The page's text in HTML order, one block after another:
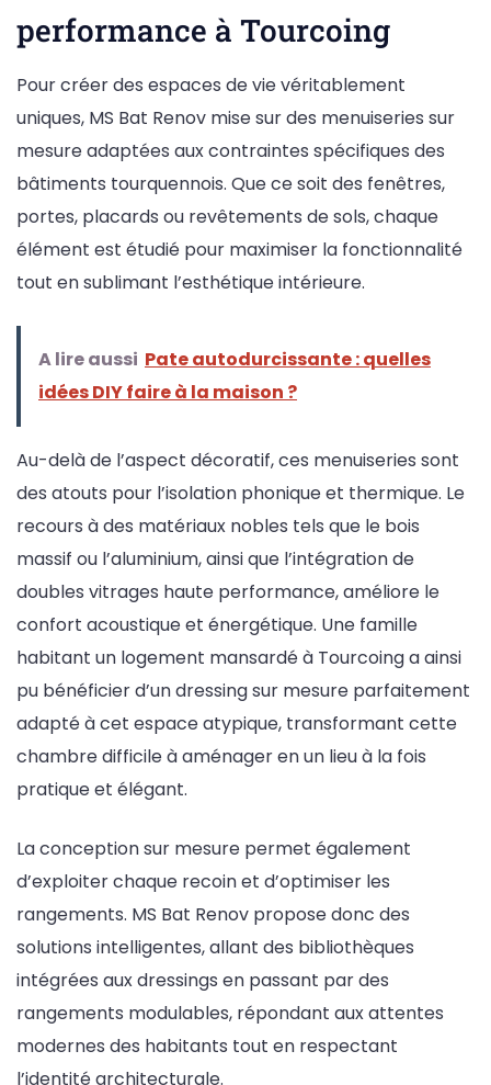
performance à Tourcoing
Pour créer des espaces de vie véritablement
uniques, MS Bat Renov mise sur des menuiseries sur
mesure adaptées aux contraintes spécifiques des
bâtiments tourquennois. Que ce soit des fenêtres,
portes, placards ou revêtements de sols, chaque
élément est étudié pour maximiser la fonctionnalité
tout en sublimant l’esthétique intérieure.
A lire aussi Pate autodurcissante : quelles
idées DIY faire à la maison ?
Au-delà de l’aspect décoratif, ces menuiseries sont
des atouts pour l’isolation phonique et thermique. Le
recours à des matériaux nobles tels que le bois
massif ou l’aluminium, ainsi que l’intégration de
doubles vitrages haute performance, améliore le
confort acoustique et énergétique. Une famille
habitant un logement mansardé à Tourcoing a ainsi
pu bénéficier d’un dressing sur mesure parfaitement
adapté à cet espace atypique, transformant cette
chambre difficile à aménager en un lieu à la fois
pratique et élégant.
La conception sur mesure permet également
d’exploiter chaque recoin et d’optimiser les
rangements. MS Bat Renov propose donc des
solutions intelligentes, allant des bibliothèques
intégrées aux dressings en passant par des
rangements modulables, répondant aux attentes
modernes des habitants tout en respectant
l’identité architecturale.